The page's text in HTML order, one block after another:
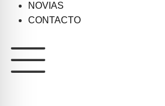
NOVIAS
CONTACTO